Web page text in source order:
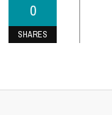
0
SHARES